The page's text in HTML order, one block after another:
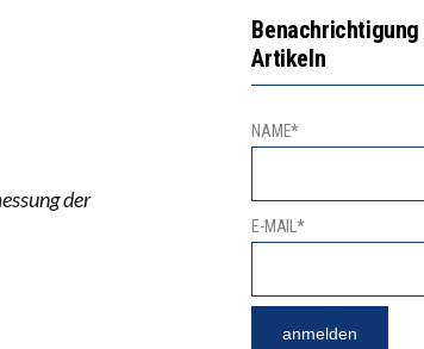
ALL DIE INVESTITIONEN BRINGEN
der
Benachrichtigung
Artikeln
NAME*
E-MAIL*